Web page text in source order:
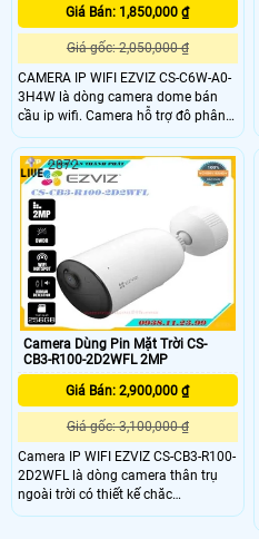
Giá Bán: 1,850,000 ₫
Giá gốc: 2,050,000 ₫
CAMERA IP WIFI EZVIZ CS-C6W-A0-
3H4W là dòng camera dome bán
cầu ip wifi. Camera hỗ trợ đô phân
giải 4.0 megapixel (2560 × 1440)
1/2. 7 Progressive Scan CMOS
Camera Dùng Pin Mặt Trời CS-
CB3-R100-2D2WFL 2MP
Giá Bán: 2,900,000 ₫
Giá gốc: 3,100,000 ₫
Camera IP WIFI EZVIZ CS-CB3-R100-
2D2WFL là dòng camera thân trụ
ngoài trời có thiết kế chăc
chắn,camera có tích hợp cảm biến
2872